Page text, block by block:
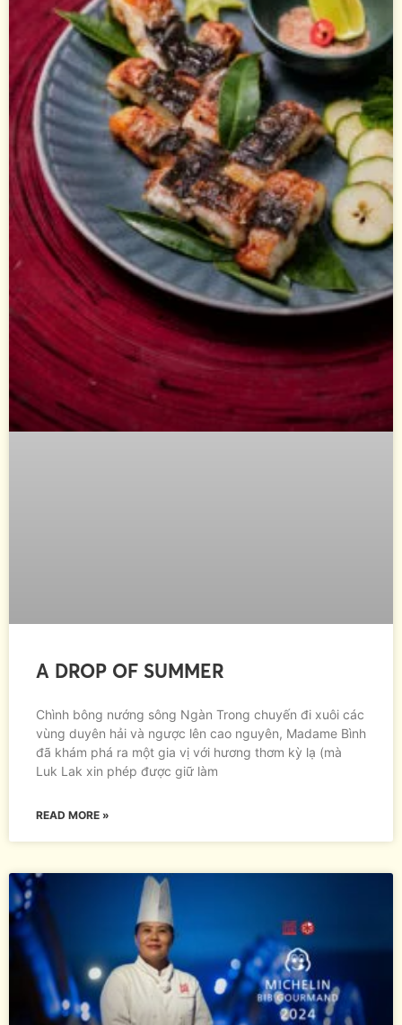
A DROP OF SUMMER
Chình bông nướng sông Ngàn Trong chuyến đi xuôi các
vùng duyên hải và ngược lên cao nguyên, Madame Bình
đã khám phá ra một gia vị với hương thơm kỳ lạ (mà
Luk Lak xin phép được giữ làm
READ MORE »